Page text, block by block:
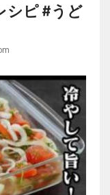
ピ #うど